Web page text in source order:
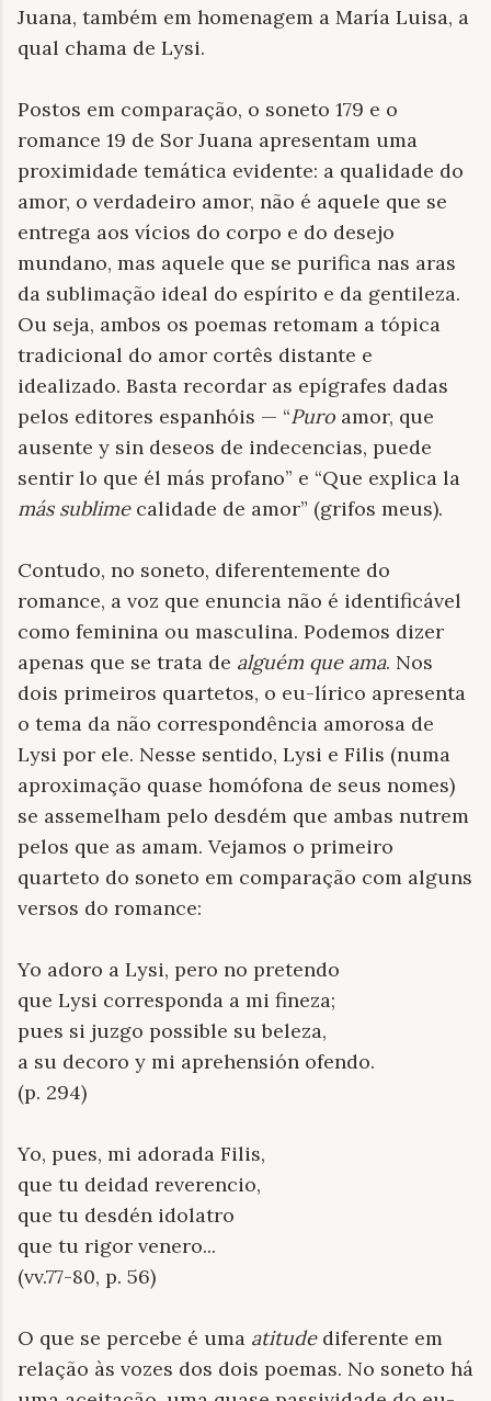
Juana, também em homenagem a María Luisa, a
qual chama de Lysi.
Postos em comparação, o soneto 179 e o
romance 19 de Sor Juana apresentam uma
proximidade temática evidente: a qualidade do
amor, o verdadeiro amor, não é aquele que se
entrega aos vícios do corpo e do desejo
mundano, mas aquele que se purifica nas aras
da sublimação ideal do espírito e da gentileza.
Ou seja, ambos os poemas retomam a tópica
tradicional do amor cortês distante e
idealizado. Basta recordar as epígrafes dadas
pelos editores espanhóis — “Puro amor, que
ausente y sin deseos de indecencias, puede
sentir lo que él más profano” e “Que explica la
más sublimecalidade de amor” (grifos meus).
Contudo, no soneto, diferentemente do
romance, a voz que enuncia não é identificável
como feminina ou masculina. Podemos dizer
apenas que se trata de alguém que ama. Nos
dois primeiros quartetos, o eu-lírico apresenta
o tema da não correspondência amorosa de
Lysi por ele. Nesse sentido, Lysi e Filis (numa
aproximação quase homófona de seus nomes)
se assemelham pelo desdém que ambas nutrem
pelos que as amam. Vejamos o primeiro
quarteto do soneto em comparação com alguns
versos do romance:
Yo adoro a Lysi, pero no pretendo
que Lysi corresponda a mi fineza;
pues si juzgo possible su beleza,
a su decoro y mi aprehensión ofendo.
(p. 294)
Yo, pues, mi adorada Filis,
que tu deidad reverencio,
que tu desdén idolatro
que tu rigor venero...
(vv.77-80, p. 56)
O que se percebe é uma atitudediferente em
relação às vozes dos dois poemas. No soneto há